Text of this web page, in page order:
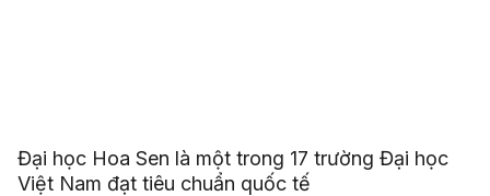
Đại học Hoa Sen là một trong 17 trường Đại học
Việt Nam đạt tiêu chuẩn quốc tế